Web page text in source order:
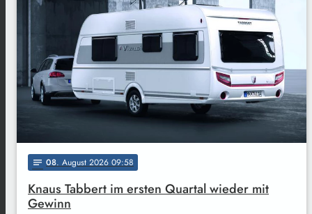
notes 08. August 2026 09:58
Knaus Tabbert im ersten Quartal wieder mit
Gewinn